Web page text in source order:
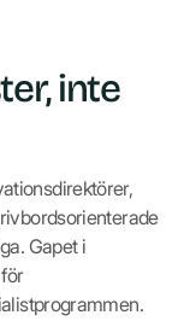
inte
Gapet i